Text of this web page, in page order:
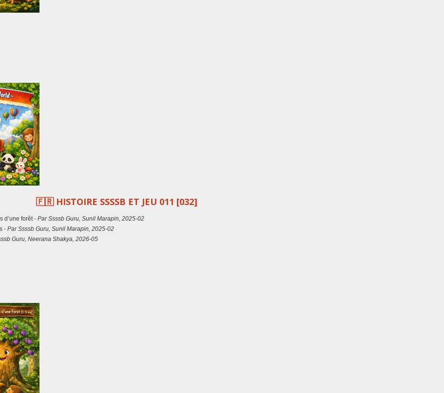
🇫🇷 HISTOIRE SSSSB ET JEU 011 [032]
d’une forêt - Par Ssssb Guru, Sunil Marapin, 2025-02
- Par Ssssb Guru, Sunil Marapin, 2025-02
Guru, Neerana Shakya, 2026-05